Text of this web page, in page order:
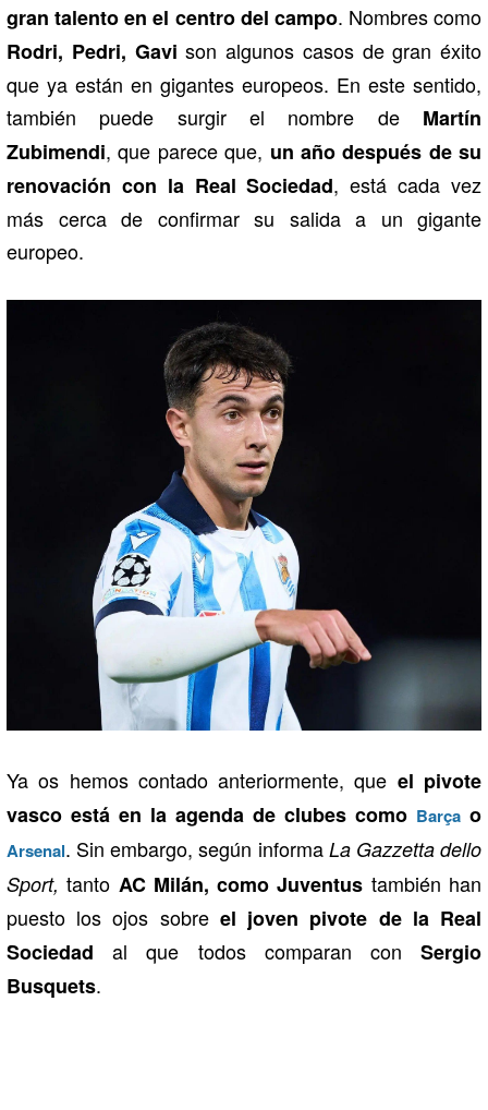
gran talento en el centro del campo. Nombres como
Rodri, Pedri, Gavi son algunos casos de gran éxito
que ya están en gigantes europeos. En este sentido,
también puede surgir el nombre de Martín
Zubimendi, que parece que, un año después de su
renovación con la Real Sociedad, está cada vez
más cerca de confirmar su salida a un gigante
europeo.
Ya os hemos contado anteriormente, que el pivote
vasco está en la agenda de clubes como Barça o
Arsenal. Sin embargo, según informa La Gazzetta dello
Sport,tanto AC Milán, como Juventus también han
puesto los ojos sobre el joven pivote de la Real
Sociedad al que todos comparan con Sergio
Busquets.